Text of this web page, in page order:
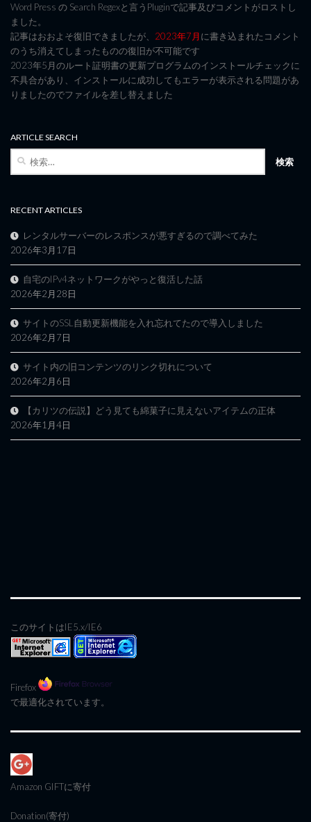
Word Press の Search Regexと言うPluginで記事及びコメントがロストし
ました。
記事はおおよそ復旧できましたが、 2023年7月に書き込まれたコメント
のうち消えてしまったものの復旧が不可能です
2023年5月のルート証明書の更新プログラムのインストールチェックに
不具合があり、インストールに成功してもエラーが表示される問題があ
りましたのでファイルを差し替えました
ARTICLE SEARCH
RECENT ARTICLES
レンタルサーバーのレスポンスが悪すぎるので調べてみた
2026年3月17日
自宅のIPv4ネットワークがやっと復活した話
2026年2月28日
サイトのSSL自動更新機能を入れ忘れてたので導入しました
2026年2月7日
サイト内の旧コンテンツのリンク切れについて
2026年2月6日
【カリツの伝説】どう見ても綿菓子に見えないアイテムの正体
2026年1月4日
このサイトはIE5.x/IE6
Firefox
で最適化されています。
Amazon GIFTに寄付
Donation(寄付)